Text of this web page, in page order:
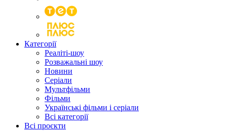
Категорії
Реаліті-шоу
Розважальні шоу
Новини
Серіали
Мультфільми
Фільми
Українські фільми і серіали
Всі категорії
Всі проєкти